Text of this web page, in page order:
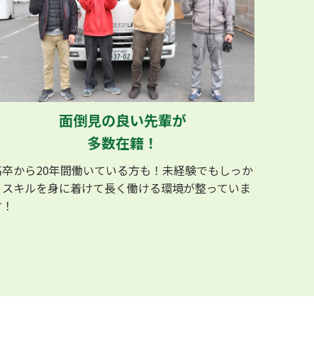
面倒見の良い先輩が
多数在籍！
から20年間働いている方も！未経験でもしっか
スキルを身に着けて長く働ける環境が整っていま